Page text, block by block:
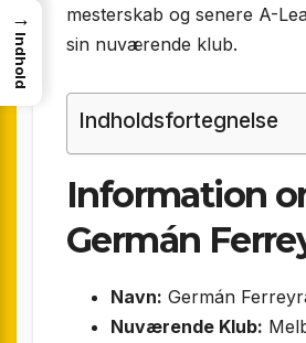
mesterskab og senere A-
sin nuværende klub.
Indholdsfortegnelse
Information
Germán
Navn: Germán
Nuværende Klub:
→
Indhold